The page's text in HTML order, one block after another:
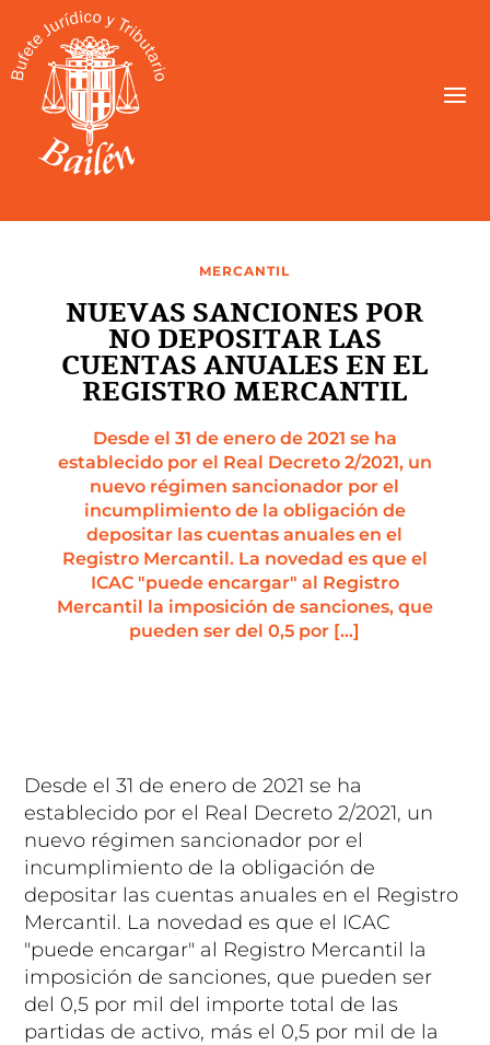
MERCANTIL
NUEVAS SANCIONES POR
NO DEPOSITAR LAS
CUENTAS ANUALES EN EL
REGISTRO MERCANTIL
Desde el 31 de enero de 2021 se ha
establecido por el Real Decreto 2/2021, un
nuevo régimen sancionador por el
incumplimiento de la obligación de
depositar las cuentas anuales en el
Registro Mercantil. La novedad es que el
ICAC "puede encargar" al Registro
Mercantil la imposición de sanciones, que
pueden ser del 0,5 por […]
Desde el 31 de enero de 2021 se ha
establecido por el Real Decreto 2/2021, un
nuevo régimen sancionador por el
incumplimiento de la obligación de
depositar las cuentas anuales en el Registro
Mercantil. La novedad es que el ICAC
"puede encargar" al Registro Mercantil la
imposición de sanciones, que pueden ser
del 0,5 por mil del importe total de las
partidas de activo, más el 0,5 por mil de la